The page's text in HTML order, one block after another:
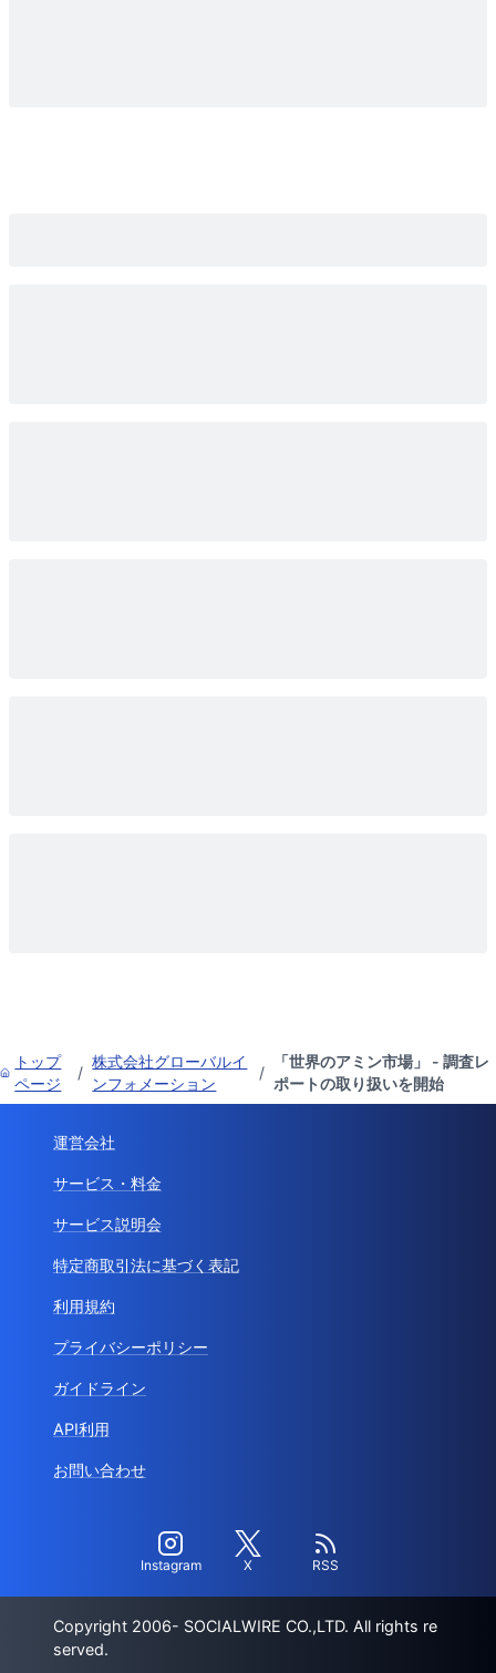
トップ
ページ
/
株式会社グローバルイ
ンフォメーション
/
「世界のアミン市場」 - 調査レ
ポートの取り扱いを開始
運営会社
サービス・料金
サービス説明会
特定商取引法に基づく表記
利用規約
プライバシーポリシー
ガイドライン
API利用
お問い合わせ
Instagram X RSS
Copyright 2006- SOCIALWIRE CO.,LTD. All rights re
served.